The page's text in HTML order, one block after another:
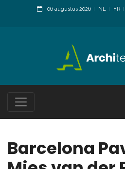
06 augustus 2026 NL FR
Barcelona